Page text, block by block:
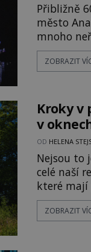
Přibližně
město
mnoho
Disneyland, je
na
lidí ročně.
ZOBRAZIT
Kroky v
v
budí
OD HELENA
Nejsou to
celé naší
které mají
ozývají
podivné jevy. Zatímco historici
ZOBRAZIT